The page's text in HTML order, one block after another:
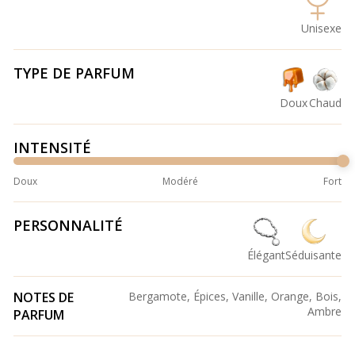
Unisexe
TYPE DE PARFUM
DouxChaud
INTENSITÉ
Doux Modéré Fort
PERSONNALITÉ
ÉlégantSéduisante
NOTES DE
PARFUM
Bergamote, Épices, Vanille, Orange, Bois,
Ambre